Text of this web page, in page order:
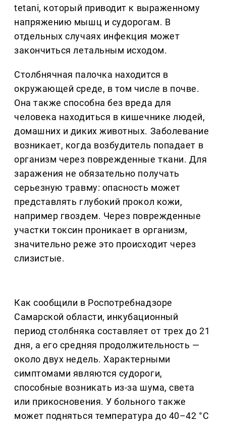
tetani, который приводит к выраженному
напряжению мышц и судорогам. В
отдельных случаях инфекция может
закончиться летальным исходом.
Столбнячная палочка находится в
окружающей среде, в том числе в почве.
Она также способна без вреда для
человека находиться в кишечнике людей,
домашних и диких животных. Заболевание
возникает, когда возбудитель попадает в
организм через поврежденные ткани. Для
заражения не обязательно получать
серьезную травму: опасность может
представлять глубокий прокол кожи,
например гвоздем. Через поврежденные
участки токсин проникает в организм,
значительно реже это происходит через
слизистые.
Как сообщили в Роспотребнадзоре
Самарской области, инкубационный
период столбняка составляет от трех до 21
дня, а его средняя продолжительность —
около двух недель. Характерными
симптомами являются судороги,
способные возникать из-за шума, света
или прикосновения. У больного также
может подняться температура до 40–42 °С